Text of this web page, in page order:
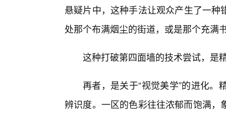
悬疑片中，这种手法让观众产生了一
处那个布满烟尘的街道，或是那个充满
这种打破第四面墙的技术尝试，是
再者，是关于“视觉美学”的进化
辨识度。一区的色彩往往浓郁而饱满